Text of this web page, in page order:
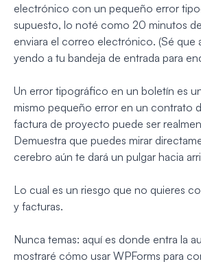
electrónico con un pequeño error
supuesto, lo noté como 20 minutos
enviara el correo electrónico. (Sé que
yendo a tu bandeja de entrada para
Un error tipográfico en un boletín es
mismo pequeño error en un contrato
factura de proyecto puede ser
Demuestra que puedes mirar
cerebro aún te dará un pulgar hacia
Lo cual es un riesgo que no quieres
y facturas.
Nunca temas: aquí es donde entra la
mostraré cómo usar WPForms para